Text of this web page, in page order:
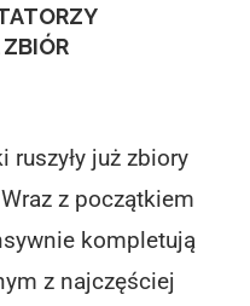
ruszyły już zbiory
z początkiem
kompletują
z najczęściej